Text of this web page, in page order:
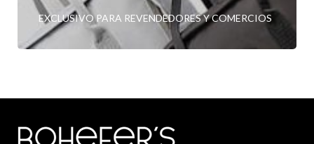
EXCLUSIVO PARA REVENDEDORES Y COMERCIOS